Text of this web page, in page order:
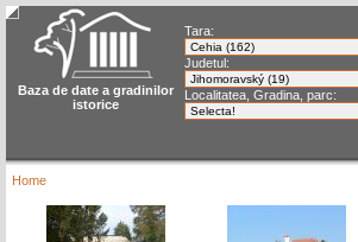
Baza de date a gradinilor
istorice
Tara:
Judetul:
Localitatea, Gradina, parc:
Home